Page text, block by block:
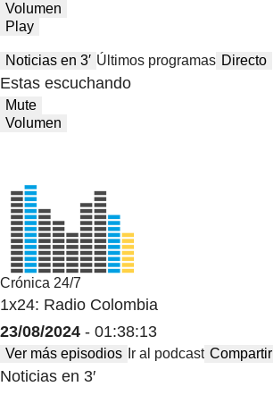
Volumen
Play
Noticias en 3′ Últimos programas Directo
Estas escuchando
Mute
Volumen
Crónica 24/7
1x24: Radio Colombia
23/08/2024 - 01:38:13
Ver más episodios Ir al podcast Compartir
Noticias en 3′